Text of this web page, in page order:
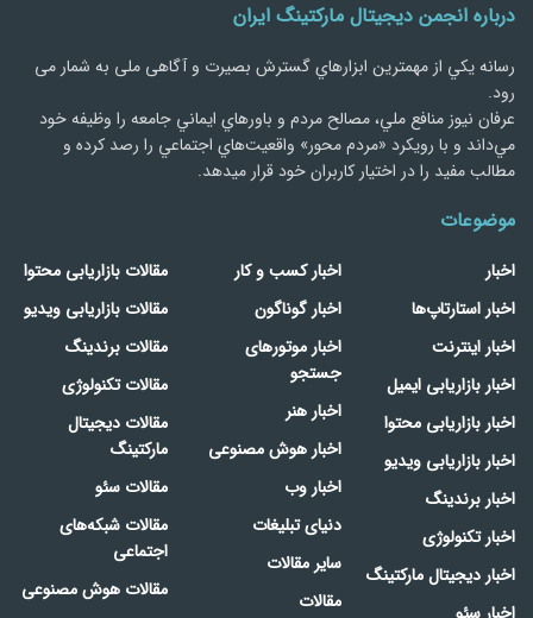
درباره انجمن دیجیتال مارکتینگ ایران
رسانه يكي از مهمترین ابزارهاي گسترش بصیرت و آگاهی ملی به شمار می
رود.
عرفان نیوز منافع ملي، مصالح مردم و باورهاي ايماني جامعه را وظيفه خود
مي‌داند و با رويكرد «مردم‌ محور» واقعيت‌هاي اجتماعي را رصد کرده و
مطالب مفید را در اختیار کاربران خود قرار میدهد.
موضوعات
اخبار
اخبار استارتاپ‌ها
اخبار اینترنت
اخبار بازاریابی ایمیل
اخبار بازاریابی محتوا
اخبار بازاریابی ویدیو
اخبار برندینگ
اخبار تکنولوژی
اخبار دیجیتال مارکتینگ
اخبار کسب و کار
اخبار گوناگون
اخبار موتورهای
جستجو
اخبار هنر
اخبار هوش مصنوعی
اخبار وب
دنیای تبلیغات
سایر مقالات
مقالات
مقالات بازاریابی محتوا
مقالات بازاریابی ویدیو
مقالات برندینگ
مقالات تکنولوژی
مقالات دیجیتال
مارکتینگ
مقالات سئو
مقالات شبکه‌های
اجتماعی
مقالات هوش مصنوعی